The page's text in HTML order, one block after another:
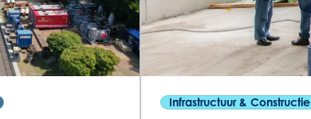
Infrastructuur & Constructie